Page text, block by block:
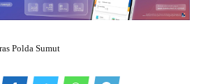
Polda Sumut